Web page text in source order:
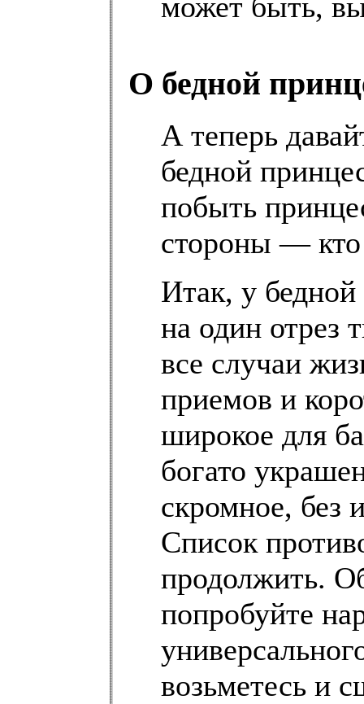
О бедной
А теперь
бедной
побыть
стороны — кто
Итак, у бедной
на один отрез
все случаи
приемов и
широкое для
богато
скромное, без
Список
продолжить.
попробуйте
возьметесь и